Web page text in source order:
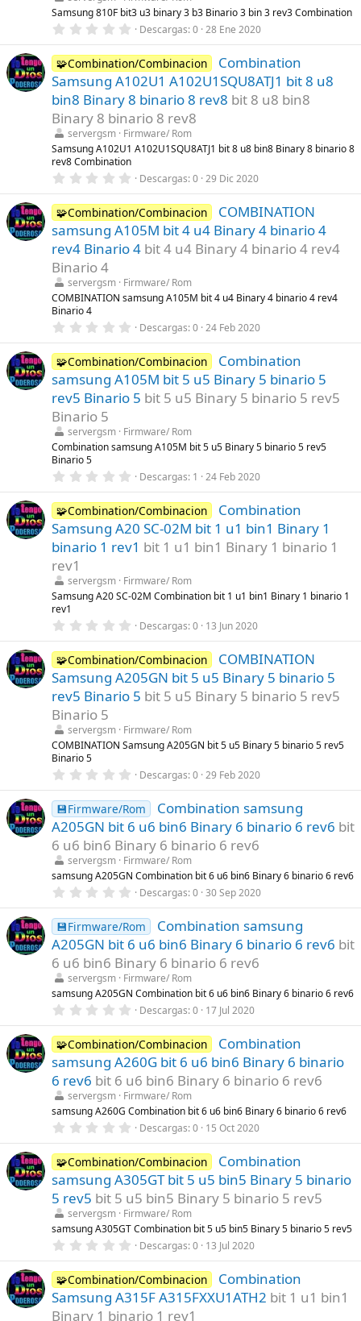
l
a
(
s
)
Samsung 810F bit3 u3 binary 3 b3 Binario 3 bin 3 rev3 Combination
0
0
0
e
s
t
r
e
l
l
a
(
s
Descargas 0 28 Ene 2020
🧩Combination/Combinacion
Combination
Samsung A102U1 A102U1SQU8ATJ1 bit 8 u8
bin8 Binary 8 binario 8 rev8 bit 8 u8 bin8
Binary 8 binario 8 rev8
servergsm Firmware/ Rom
Samsung A102U1 A102U1SQU8ATJ1 bit 8 u8 bin8 Binary 8 binario 8
rev8 Combination
0
0
0
e
s
t
r
l
l
a
s
Descargas 0 29 Dic 2020
🧩Combination/Combinacion
COMBINATION
samsung A105M bit 4 u4 Binary 4 binario 4
rev4 Binario 4 bit 4 u4 Binary 4 binario 4 rev4
Binario 4
servergsm Firmware/ Rom
COMBINATION samsung A105M bit 4 u4 Binary 4 binario 4 rev4
Binario 4
0
0
0
e
s
t
r
l
l
a
s
Descargas 0 24 Feb 2020
🧩Combination/Combinacion
Combination
samsung A105M bit 5 u5 Binary 5 binario 5
rev5 Binario 5 bit 5 u5 Binary 5 binario 5 rev5
Binario 5
servergsm Firmware/ Rom
Combination samsung A105M bit 5 u5 Binary 5 binario 5 rev5
Binario 5
0
0
0
e
s
t
r
l
l
a
s
Descargas 1 24 Feb 2020
🧩Combination/Combinacion
Combination
Samsung A20 SC-02M bit 1 u1 bin1 Binary 1
binario 1 rev1 bit 1 u1 bin1 Binary 1 binario 1
rev1
servergsm Firmware/ Rom
Samsung A20 SC-02M Combination bit 1 u1 bin1 Binary 1 binario 1
rev1
0
0
0
e
s
t
r
l
l
a
s
Descargas 0 13 Jun 2020
🧩Combination/Combinacion
COMBINATION
Samsung A205GN bit 5 u5 Binary 5 binario 5
rev5 Binario 5 bit 5 u5 Binary 5 binario 5 rev5
Binario 5
servergsm Firmware/ Rom
COMBINATION Samsung A205GN bit 5 u5 Binary 5 binario 5 rev5
Binario 5
0
0
0
e
s
t
r
e
l
a
(
s
)
Descargas 0 29 Feb 2020
💾Firmware/Rom
Combination samsung
A205GN bit 6 u6 bin6 Binary 6 binario 6 rev6 bit
6 u6 bin6 Binary 6 binario 6 rev6
servergsm Firmware/ Rom
samsung A205GN Combination bit 6 u6 bin6 Binary 6 binario 6 rev6
0
0
0
e
s
t
r
e
l
a
(
s
)
Descargas 0 30 Sep 2020
💾Firmware/Rom
Combination samsung
A205GN bit 6 u6 bin6 Binary 6 binario 6 rev6 bit
6 u6 bin6 Binary 6 binario 6 rev6
servergsm Firmware/ Rom
samsung A205GN Combination bit 6 u6 bin6 Binary 6 binario 6 rev6
0
0
0
e
s
t
r
e
l
a
(
s
)
Descargas 0 17 Jul 2020
🧩Combination/Combinacion
Combination
samsung A260G bit 6 u6 bin6 Binary 6 binario
6 rev6 bit 6 u6 bin6 Binary 6 binario 6 rev6
servergsm Firmware/ Rom
samsung A260G Combination bit 6 u6 bin6 Binary 6 binario 6 rev6
0
0
0
e
s
t
r
e
l
a
(
s
)
Descargas 0 15 Oct 2020
🧩Combination/Combinacion
Combination
samsung A305GT bit 5 u5 bin5 Binary 5 binario
5 rev5 bit 5 u5 bin5 Binary 5 binario 5 rev5
servergsm Firmware/ Rom
samsung A305GT Combination bit 5 u5 bin5 Binary 5 binario 5 rev5
0
0
0
e
s
t
Descargas 0 13 Jul 2020
🧩Combination/Combinacion
Combination
Samsung A315F A315FXXU1ATH2 bit 1 u1 bin1
Binary 1 binario 1 rev1